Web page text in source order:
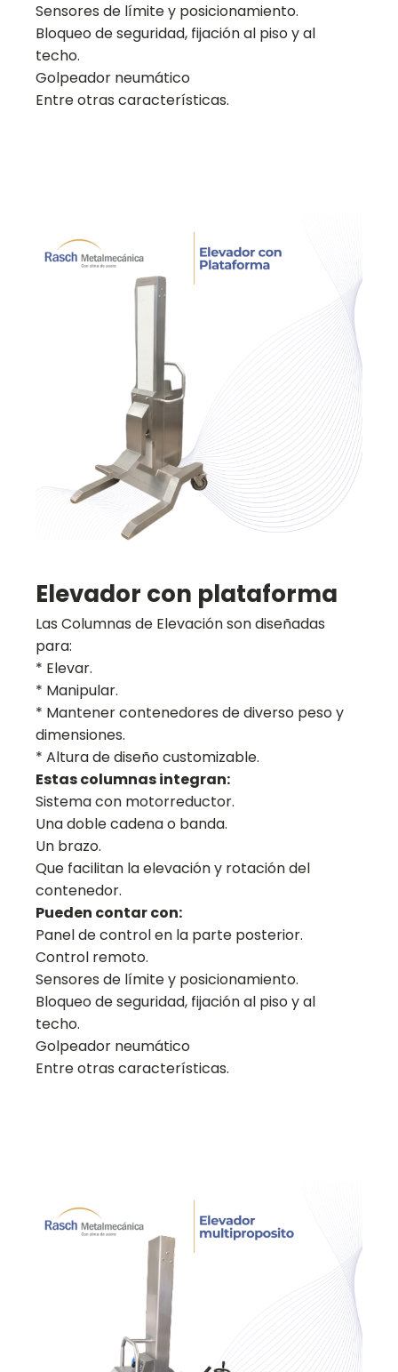
Sensores de límite y posicionamiento.
Bloqueo de seguridad, fijación al piso y al
techo.
Golpeador neumático
Entre otras características.
Elevador con plataforma
Las Columnas de Elevación son diseñadas
para:
* Elevar.
* Manipular.
* Mantener contenedores de diverso peso y
dimensiones.
* Altura de diseño customizable.
Estas columnas integran:
Sistema con motorreductor.
Una doble cadena o banda.
Un brazo.
Que facilitan la elevación y rotación del
contenedor.
Pueden contar con:
Panel de control en la parte posterior.
Control remoto.
Sensores de límite y posicionamiento.
Bloqueo de seguridad, fijación al piso y al
techo.
Golpeador neumático
Entre otras características.